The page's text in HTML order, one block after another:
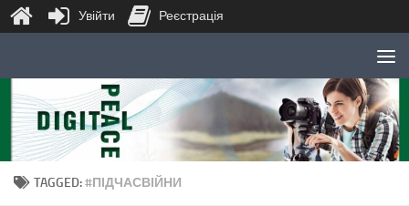
Skip to content
TAGGED:#ПІДЧАСВІЙНИ
Увійти Реєстрація